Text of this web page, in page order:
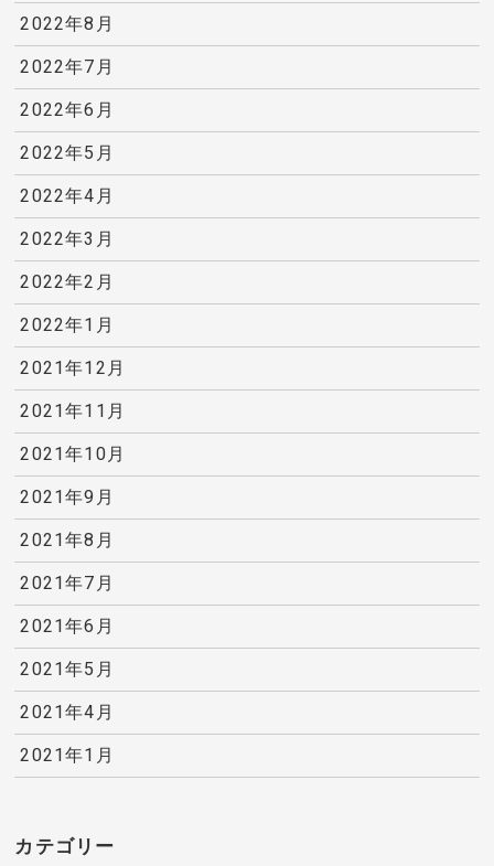
2022年8月
2022年7月
2022年6月
2022年5月
2022年4月
2022年3月
2022年2月
2022年1月
2021年12月
2021年11月
2021年10月
2021年9月
2021年8月
2021年7月
2021年6月
2021年5月
2021年4月
2021年1月
カテゴリー